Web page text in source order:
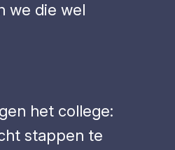
we die wel
het college:
stappen te